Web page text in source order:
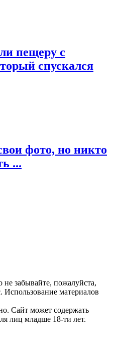
пещеру с
спускался
фото, но никто
...
забывайте, пожалуйста,
Использование материалов
Сайт может содержать
лиц младше 18-ти лет.